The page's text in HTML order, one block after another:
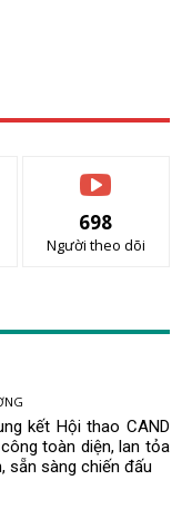
698
Người theo dõi
kết Hội thao CAND
toàn diện, lan tỏa
sẵn sàng chiến đấu